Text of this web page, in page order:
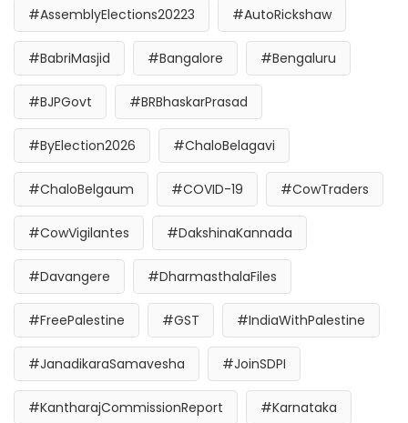
#AssemblyElections20223 #AutoRickshaw
#BabriMasjid #Bangalore #Bengaluru
#BJPGovt #BRBhaskarPrasad
#ByElection2026 #ChaloBelagavi
#ChaloBelgaum #COVID-19 #CowTraders
#CowVigilantes #DakshinaKannada
#Davangere #DharmasthalaFiles
#FreePalestine #GST #IndiaWithPalestine
#JanadikaraSamavesha #JoinSDPI
#KantharajCommissionReport #Karnataka